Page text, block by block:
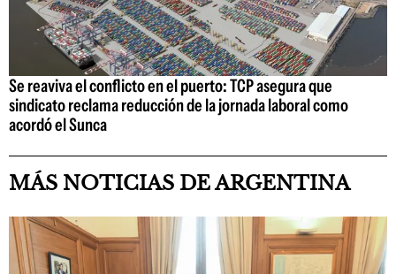
Se reaviva el conflicto en el puerto: TCP asegura que
sindicato reclama reducción de la jornada laboral como
acordó el Sunca
MÁS NOTICIAS DE ARGENTINA